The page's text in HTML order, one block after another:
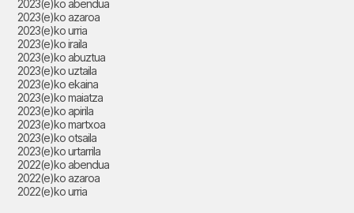
2023(e)ko abendua
2023(e)ko azaroa
2023(e)ko urria
2023(e)ko iraila
2023(e)ko abuztua
2023(e)ko uztaila
2023(e)ko ekaina
2023(e)ko maiatza
2023(e)ko apirila
2023(e)ko martxoa
2023(e)ko otsaila
2023(e)ko urtarrila
2022(e)ko abendua
2022(e)ko azaroa
2022(e)ko urria